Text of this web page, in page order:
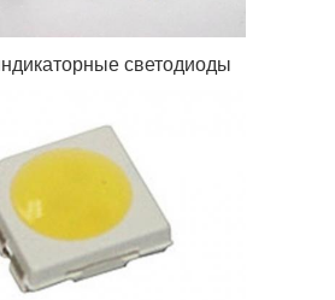
светодиоды